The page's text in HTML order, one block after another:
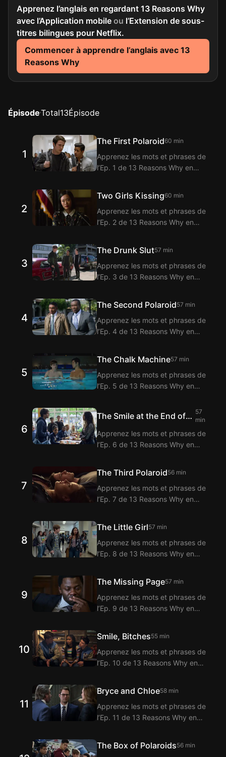
Apprenez l’anglais en regardant 13 Reasons Why
avec l’Application mobile ou l’Extension de sous-
titres bilingues pour Netflix.
Commencer à apprendre l’anglais avec 13
Reasons Why
ÉpisodeTotal13Épisode
1
The First Polaroid60 min
Apprenez les mots et phrases de
l’Ep. 1 de 13 Reasons Why en
! Langflix propose la traduction
des dialogues de l’Ep. 1 de 13
Reasons Why grâce à la fonction
2
Two Girls Kissing60 min
Apprenez les mots et phrases de
l’Ep. 2 de 13 Reasons Why en
! Langflix propose la traduction
des dialogues de l’Ep. 2 de 13
Reasons Why grâce à la fonction
3
The Drunk Slut57 min
Apprenez les mots et phrases de
l’Ep. 3 de 13 Reasons Why en
! Langflix propose la traduction
des dialogues de l’Ep. 3 de 13
Reasons Why grâce à la fonction
4
The Second Polaroid57 min
Apprenez les mots et phrases de
l’Ep. 4 de 13 Reasons Why en
! Langflix propose la traduction
des dialogues de l’Ep. 4 de 13
Reasons Why grâce à la fonction
5
The Chalk Machine57 min
Apprenez les mots et phrases de
l’Ep. 5 de 13 Reasons Why en
Langflix pour sous-titres bilingues
! Langflix propose la traduction
des dialogues de l’Ep. 5 de 13
Reasons Why grâce à la fonction
6
The Smile at the End of
57
min
Apprenez les mots et phrases de
l’Ep. 6 de 13 Reasons Why en
! Langflix propose la traduction
des dialogues de l’Ep. 6 de 13
Reasons Why grâce à la fonction
7
The Third Polaroid56 min
Apprenez les mots et phrases de
l’Ep. 7 de 13 Reasons Why en
! Langflix propose la traduction
des dialogues de l’Ep. 7 de 13
Reasons Why grâce à la fonction
8
The Little Girl57 min
Apprenez les mots et phrases de
l’Ep. 8 de 13 Reasons Why en
! Langflix propose la traduction
des dialogues de l’Ep. 8 de 13
Reasons Why grâce à la fonction
9
The Missing Page57 min
Apprenez les mots et phrases de
l’Ep. 9 de 13 Reasons Why en
! Langflix propose la traduction
des dialogues de l’Ep. 9 de 13
Reasons Why grâce à la fonction
10
Smile, Bitches55 min
Apprenez les mots et phrases de
l’Ep. 10 de 13 Reasons Why en
! Langflix propose la traduction
des dialogues de l’Ep. 10 de 13
Reasons Why grâce à la fonction
11
Bryce and Chloe58 min
Apprenez les mots et phrases de
l’Ep. 11 de 13 Reasons Why en
! Langflix propose la traduction
The Box of Polaroids56 min